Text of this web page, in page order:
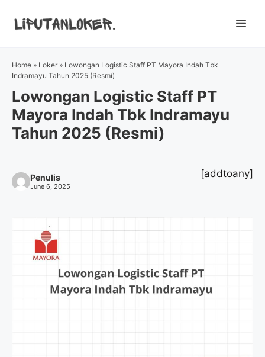
Home » Loker » Lowongan Logistic Staff PT Mayora Indah Tbk
Indramayu Tahun 2025 (Resmi)
Lowongan Logistic Staff PT
Mayora Indah Tbk Indramayu
Tahun 2025 (Resmi)
Penulis
June 6, 2025
[addtoany]